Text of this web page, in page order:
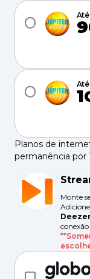
Até
Até
1
Planos de
permanência por
Monte